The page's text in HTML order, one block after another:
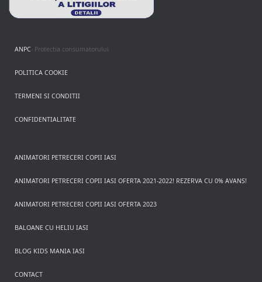
ANPC- Protectia consumatorului
POLITICA COOKIE
TERMENI SI CONDITII
CONFIDENTIALITATE
ANIMATORI PETRECERI COPII IASI
ANIMATORI PETRECERI COPII IASI OFERTA 2021-2022! REZERVA CU 0% AVANS!
ANIMATORI PETRECERI COPII IASI OFERTA 2023
BALOANE CU HELIU IASI
BLOG KIDS MANIA IASI
CONTACT